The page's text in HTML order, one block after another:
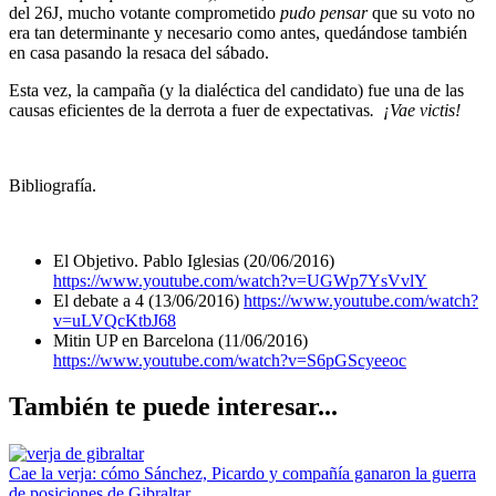
del 26J, mucho votante comprometido pudo pensarque su voto no
era tan determinante y necesario como antes, quedándose también
en casa pasando la resaca del sábado.
Esta vez, la campaña (y la dialéctica del candidato) fue una de las
causas eficientes de la derrota a fuer de expectativas. ¡Vae victis!
Bibliografía.
El Objetivo. Pablo Iglesias (20/06/2016)
https://www.youtube.com/watch?v=UGWp7YsVvlY
El debate a 4 (13/06/2016) https://www.youtube.com/watch?
v=uLVQcKtbJ68
Mitin UP en Barcelona (11/06/2016)
https://www.youtube.com/watch?v=S6pGScyeeoc
También te puede interesar...
Cae la verja: cómo Sánchez, Picardo y compañía ganaron la guerra